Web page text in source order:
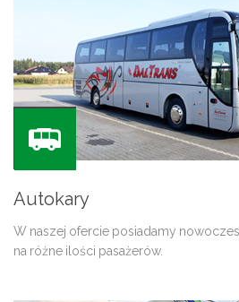
Autokary
W naszej ofercie posiadamy
na różne ilości pasażerów.